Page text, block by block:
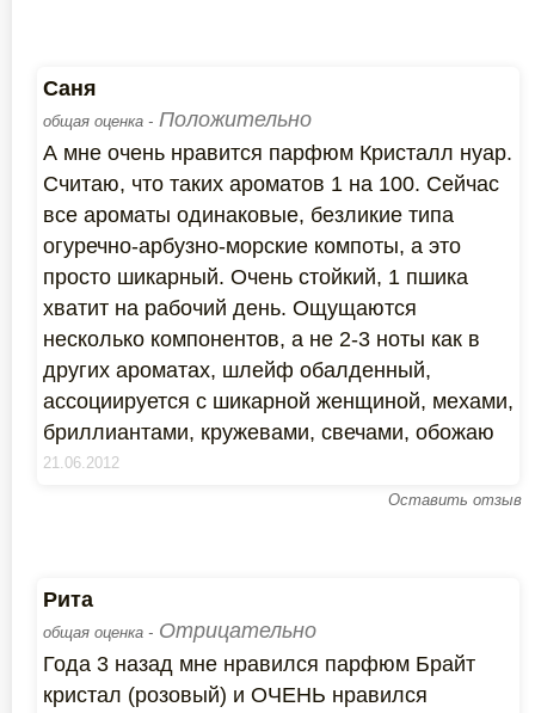
Саня
общая оценка - Положительно
А мне очень нравится парфюм Кристалл нуар.
Считаю, что таких ароматов 1 на 100. Сейчас
все ароматы одинаковые, безликие типа
огуречно-арбузно-морские компоты, а это
просто шикарный. Очень стойкий, 1 пшика
хватит на рабочий день. Ощущаются
несколько компонентов, а не 2-3 ноты как в
других ароматах, шлейф обалденный,
ассоциируется с шикарной женщиной, мехами,
бриллиантами, кружевами, свечами, обожаю
21.06.2012
Оставить отзыв
Рита
общая оценка - Отрицательно
Года 3 назад мне нравился парфюм Брайт
кристал (розовый) и ОЧЕНЬ нравился